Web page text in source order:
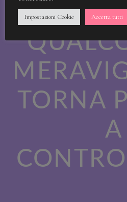
TORNA
A
Impostazioni Cookie Accetta tutti